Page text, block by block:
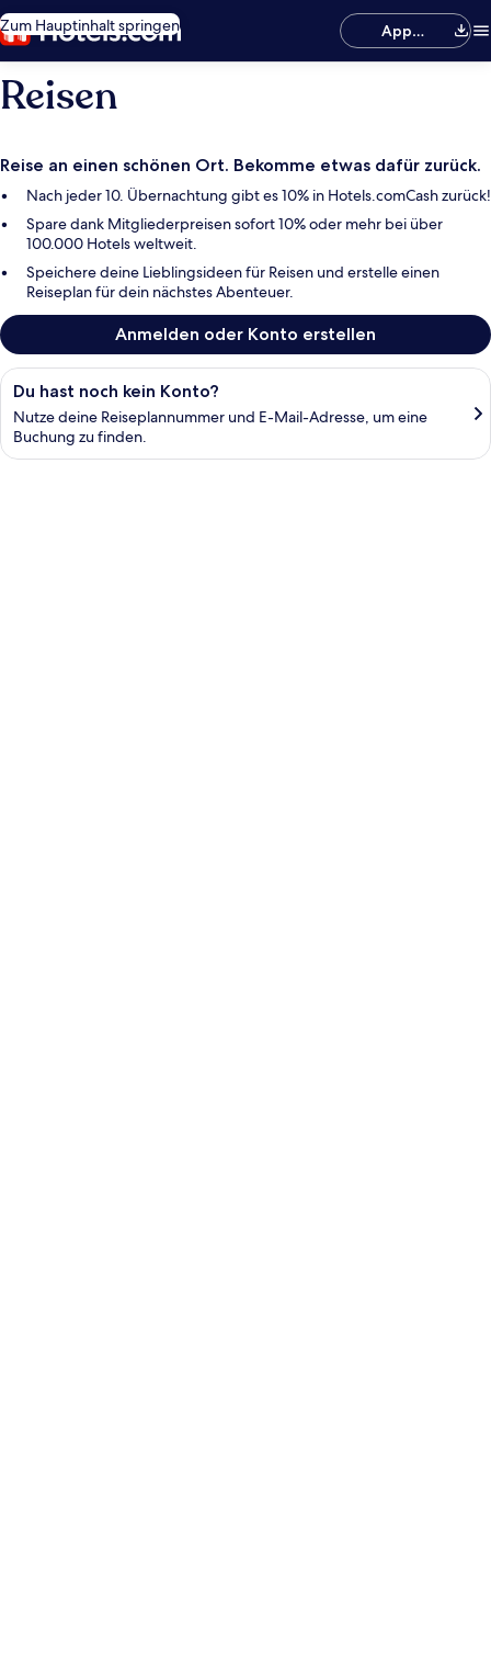
Zum Hauptinhalt springen
App
herunterladen
Reisen
Reise an einen schönen Ort. Bekomme etwas dafür zurück.
Nach jeder 10. Übernachtung gibt es 10% in Hotels.comCash zurück!
Spare dank Mitgliederpreisen sofort 10% oder mehr bei über
100.000 Hotels weltweit.
Speichere deine Lieblingsideen für Reisen und erstelle einen
Reiseplan für dein nächstes Abenteuer.
Anmelden oder Konto erstellen
Du hast noch kein Konto?
Nutze deine Reiseplannummer und E-Mail-Adresse, um eine
Buchung zu finden.
Buchung suchen